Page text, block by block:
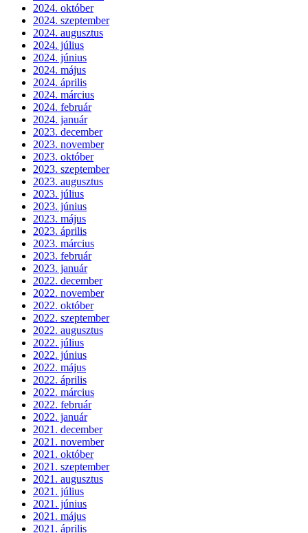
2024. október
2024. szeptember
2024. augusztus
2024. július
2024. június
2024. május
2024. április
2024. március
2024. február
2024. január
2023. december
2023. november
2023. október
2023. szeptember
2023. augusztus
2023. július
2023. június
2023. május
2023. április
2023. március
2023. február
2023. január
2022. december
2022. november
2022. október
2022. szeptember
2022. augusztus
2022. július
2022. június
2022. május
2022. április
2022. március
2022. február
2022. január
2021. december
2021. november
2021. október
2021. szeptember
2021. augusztus
2021. július
2021. június
2021. május
2021. április